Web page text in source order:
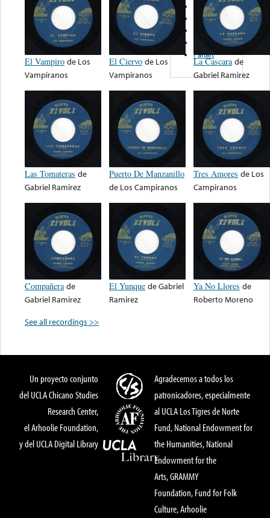
El Vampiro de Los
Vampiranos
El Ciervo de Los
Vampiranos
La Cascara de
Gabriel Ramirez
Las Tomateras de
Gabriel Ramirez
Puerto De Manzanillo
de Los Campiranos
Tres Amores de Los
Campiranos
Compañera de
Gabriel Ramirez
El Yunque deGabriel
Ramirez
Ya No Llores de
Roberto Moreno
See all recordings >>
Modiner
Fiesta
Cavalier
Panart
Un proyecto conjunto
del UCLA Chicano Studies
Research Center,
el Arhoolie Foundation,
y del UCLA Digital Library
Agradecemos a todos los
patronicadores, especialmente
al UCLA Los Tigres de Norte
Fund, National Endowment for
the Humanities, National
Endowment for the
Arts, GRAMMY
Foundation, Fund for Folk
Culture, Arhoolie